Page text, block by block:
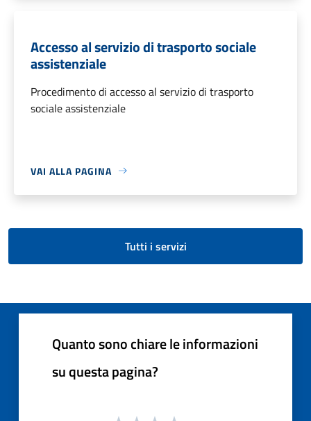
Accesso al servizio di trasporto sociale
assistenziale
Procedimento di accesso al servizio di trasporto
sociale assistenziale
VAI ALLA PAGINA
Tutti i servizi
Quanto sono chiare le informazioni
su questa pagina?